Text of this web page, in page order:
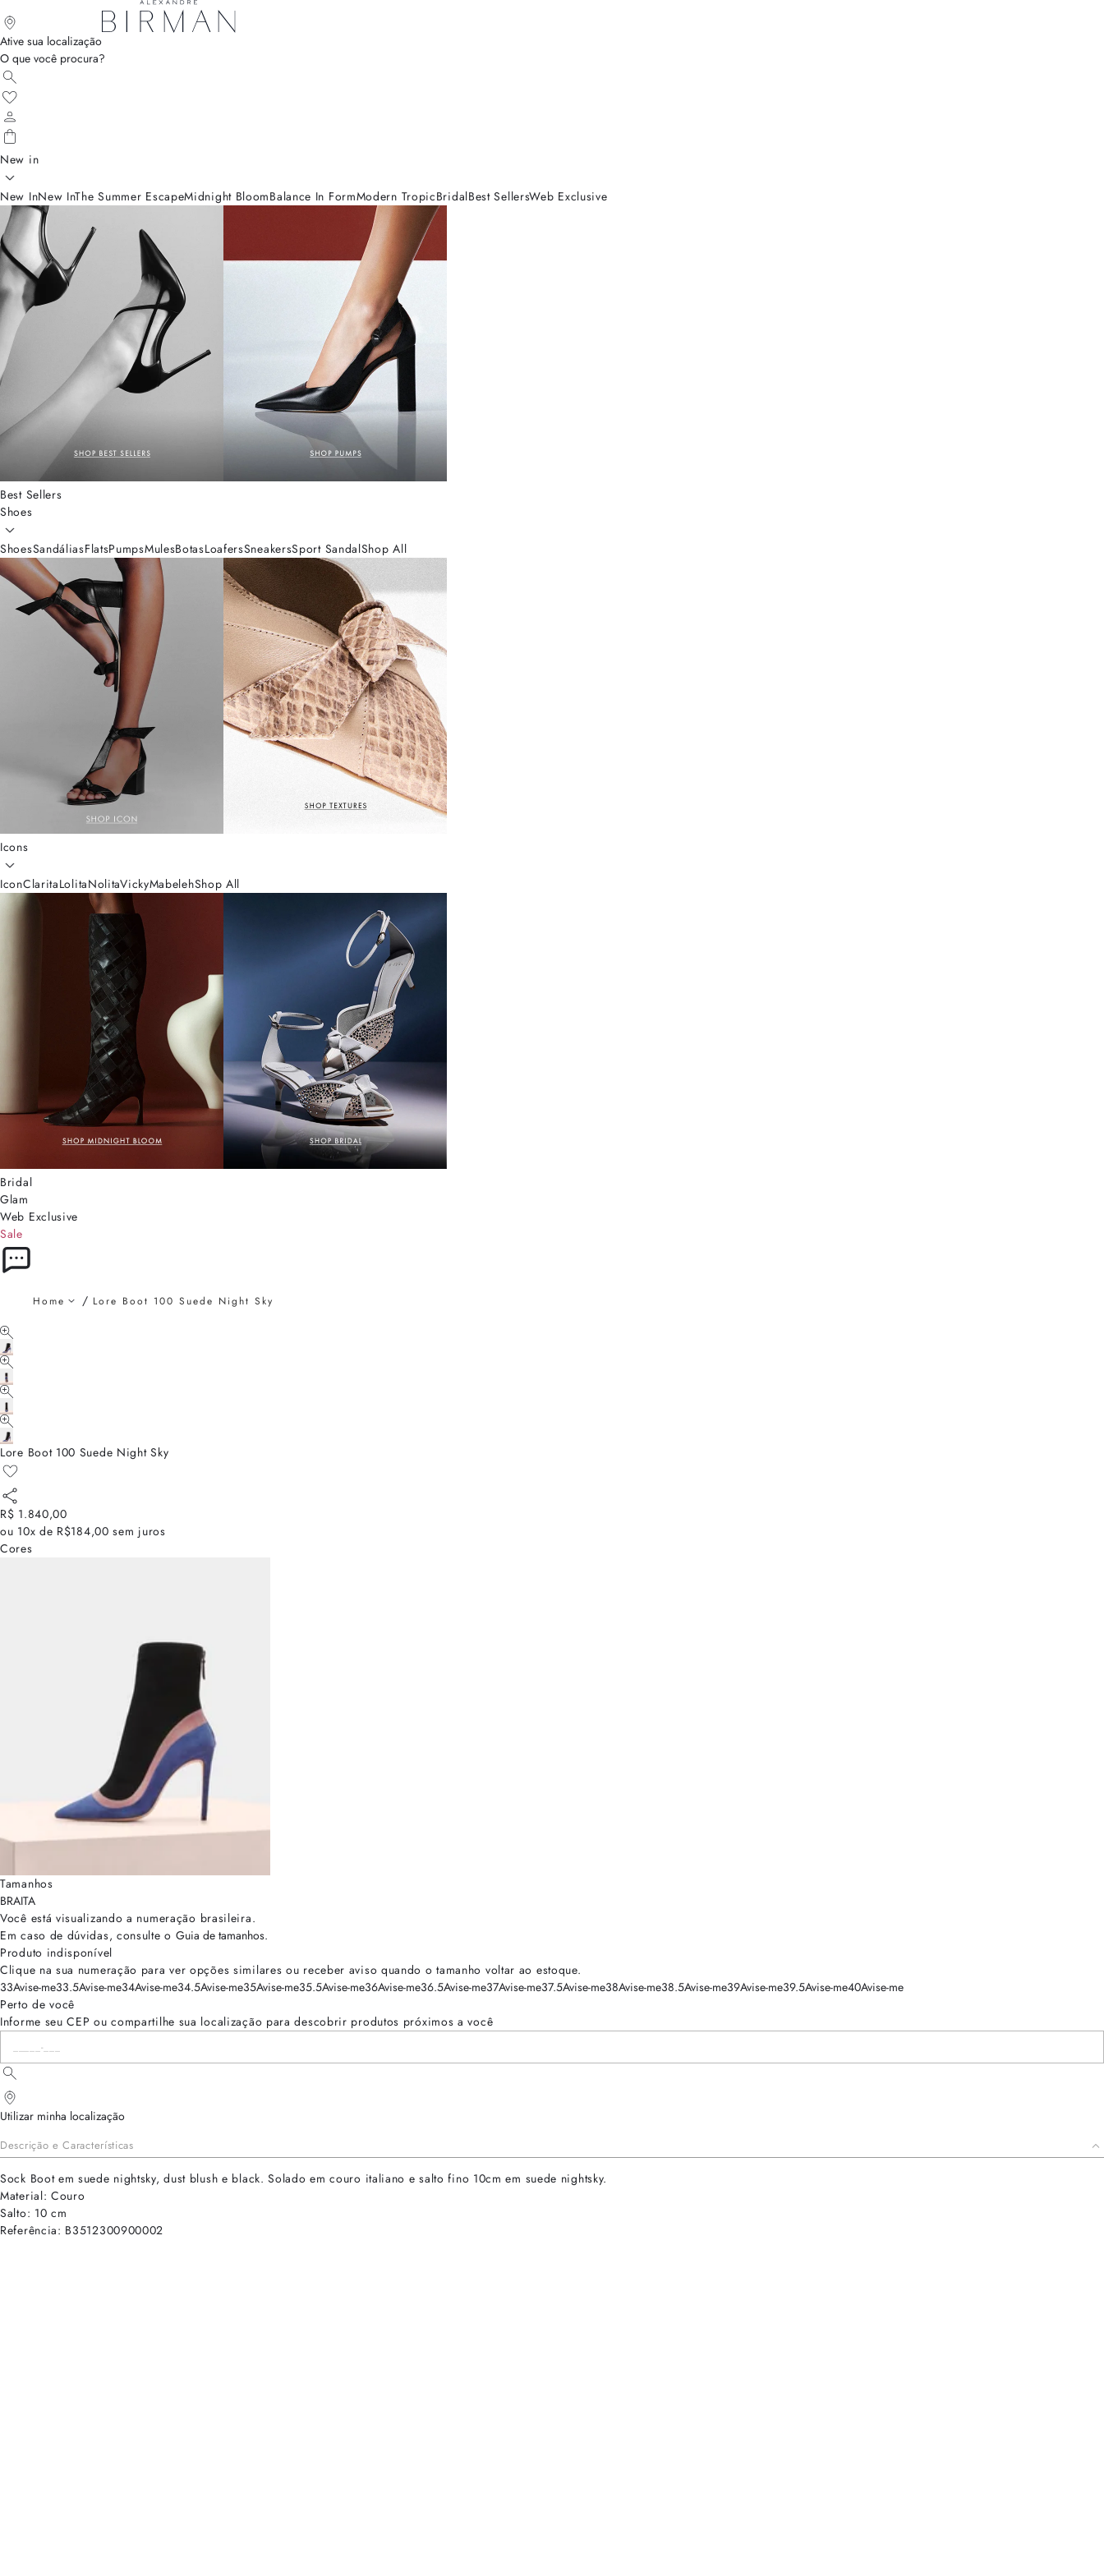
Ative sua localização
O que você procura?
New in
New InNew InThe Summer EscapeMidnight BloomBalance In FormModern TropicBridalBest SellersWeb Exclusive
Best Sellers
Shoes
ShoesSandáliasFlatsPumpsMulesBotasLoafersSneakersSport SandalShop All
Icons
IconClaritaLolitaNolitaVickyMabelehShop All
Bridal
Glam
Web Exclusive
Sale
Home Lore Boot 100 Suede Night Sky
Lore Boot 100 Suede Night Sky
R$ 1.840,00
ou 10x de R$184,00 sem juros
Cores
Tamanhos
BRAITA
Você está visualizando a numeração brasileira.
Em caso de dúvidas, consulte o Guia de tamanhos.
Produto indisponível
Clique na sua numeração para ver opções similares ou receber aviso quando o tamanho voltar ao estoque.
33Avise-me33.5Avise-me34Avise-me34.5Avise-me35Avise-me35.5Avise-me36Avise-me36.5Avise-me37Avise-me37.5Avise-me38Avise-me38.5Avise-me39Avise-me39.5Avise-me40Avise-me
Perto de você
Informe seu CEP ou compartilhe sua localização para descobrir produtos próximos a você
Utilizar minha localização
Descrição e Características
Sock Boot em suede nightsky, dust blush e black. Solado em couro italiano e salto fino 10cm em suede nightsky.
Material: Couro
Salto: 10 cm
Referência: B3512300900002